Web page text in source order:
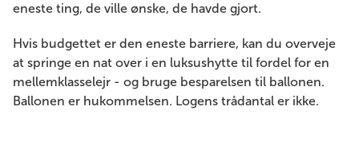
eneste ting, de ville ønske, de havde gjort.
Hvis budgettet er den eneste barriere, kan du overveje
at springe en nat over i en luksushytte til fordel for en
mellemklasselejr - og bruge besparelsen til ballonen.
Ballonen er hukommelsen. Logens trådantal er ikke.